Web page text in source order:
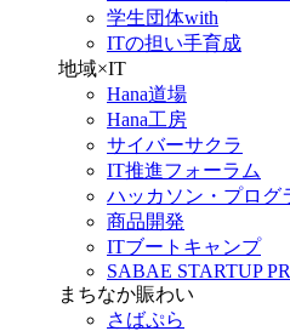
学生団体with
ITの担い手育成
地域×IT
Hana道場
Hana工房
サイバーサクラ
IT推進フォーラム
ハッカソン・プログ
商品開発
ITブートキャンプ
SABAE STARTUP
まちなか賑わい
さばぷら